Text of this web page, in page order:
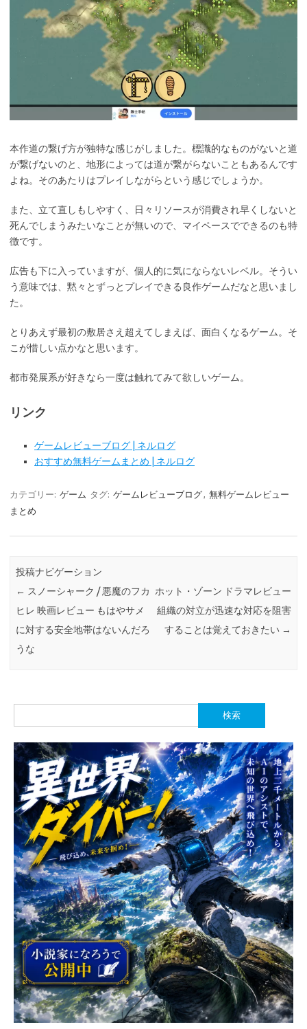
本作道の繋げ方が独特な感じがしました。標識的なものがないと道
が繋げないのと、地形によっては道が繋がらないこともあるんです
よね。そのあたりはプレイしながらという感じでしょうか。
また、立て直しもしやすく、日々リソースが消費され早くしないと
死んでしまうみたいなことが無いので、マイペースでできるのも特
徴です。
広告も下に入っていますが、個人的に気にならないレベル。そうい
う意味では、黙々とずっとプレイできる良作ゲームだなと思いまし
た。
とりあえず最初の敷居さえ超えてしまえば、面白くなるゲーム。そ
こが惜しい点かなと思います。
都市発展系が好きなら一度は触れてみて欲しいゲーム。
リンク
ゲームレビューブログ | ネルログ
おすすめ無料ゲームまとめ | ネルログ
カテゴリー: ゲーム タグ: ゲームレビューブログ, 無料ゲームレビュー
まとめ
投稿ナビゲーション
← スノーシャーク / 悪魔のフカ
ヒレ 映画レビュー もはやサメ
に対する安全地帯はないんだろ
うな
ホット・ゾーン ドラマレビュー
組織の対立が迅速な対応を阻害
することは覚えておきたい →
索: